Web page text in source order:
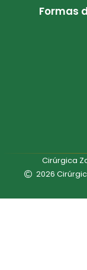
Formas
Cirúrgica
2026